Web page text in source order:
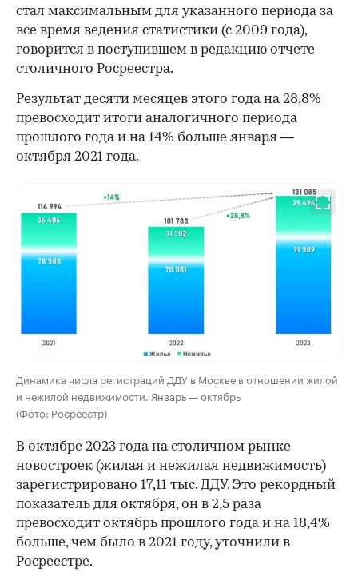
стал максимальным для указанного периода за
все время ведения статистики (с 2009 года),
говорится в поступившем в редакцию отчете
столичного Росреестра.
Результат десяти месяцев этого года на 28,8%
превосходит итоги аналогичного периода
прошлого года и на 14% больше января —
октября 2021 года.
Динамика числа регистраций ДДУ в Москве в отношении жилой
и нежилой недвижимости. Январь — октябрь
(Фото: Росреестр)
В октябре 2023 года на столичном рынке
новостроек (жилая и нежилая недвижимость)
зарегистрировано 17,11 тыс. ДДУ. Это рекордный
показатель для октября, он в 2,5 раза
превосходит октябрь прошлого года и на 18,4%
больше, чем было в 2021 году, уточнили в
Росреестре.